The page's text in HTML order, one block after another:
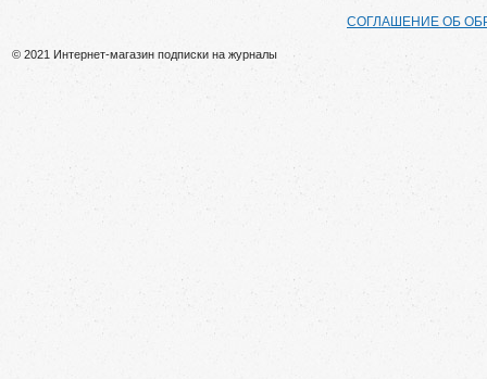
СОГЛАШЕНИЕ ОБ
© 2021 Интернет-магазин подписки на журналы